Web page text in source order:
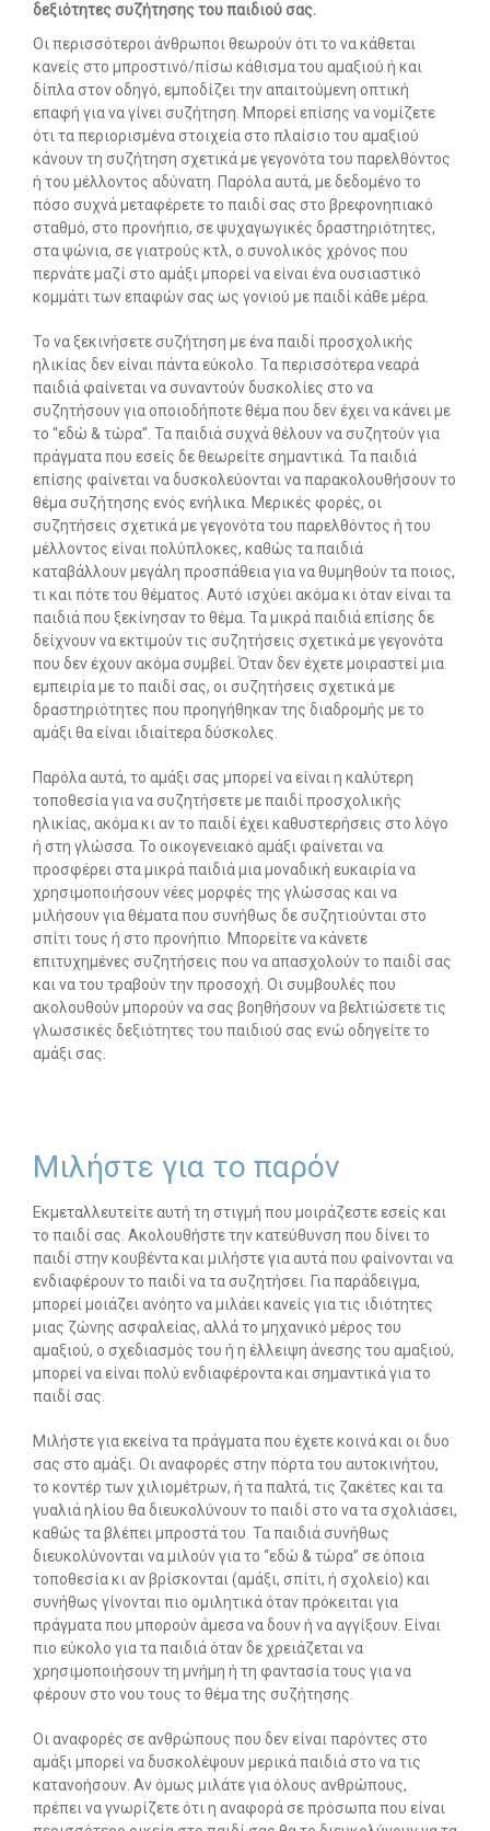
-- Συμβουλευτική
-- Ειδική Αγωγή
-- Παιδοψυχίατρος
-- Πρώιμη Παρέμβαση
-- Οργάνωση Μελέτης
-- Παρέμβαση σε Ενήλικες
Άρθρα
-- Εργοθεραπεία
-- Λογοθεραπεία
-- Συμβουλευτική
-- Ειδική Αγωγή
-- Διαταραχές
Δωρεάν Υλικό
-- Εκπαιδευτικές Αφίσες
-- Ebooks
-- Τεστ Ανίχνευσης
Επικοινωνία
Search
for:
SEARCH BUTTON
δεξιότητες συζήτησης του παιδιού σας.
Οι περισσότεροι άνθρωποι θεωρούν ότι το να κάθεται
κανείς στο μπροστινό/πίσω κάθισμα του αμαξιού ή και
δίπλα στον οδηγό, εμποδίζει την απαιτούμενη οπτική
επαφή για να γίνει συζήτηση. Μπορεί επίσης να νομίζετε
ότι τα περιορισμένα στοιχεία στο πλαίσιο του αμαξιού
κάνουν τη συζήτηση σχετικά με γεγονότα του παρελθόντος
ή του μέλλοντος αδύνατη. Παρόλα αυτά, με δεδομένο το
πόσο συχνά μεταφέρετε το παιδί σας στο βρεφονηπιακό
σταθμό, στο προνήπιο, σε ψυχαγωγικές δραστηριότητες,
στα ψώνια, σε γιατρούς κτλ, ο συνολικός χρόνος που
περνάτε μαζί στο αμάξι μπορεί να είναι ένα ουσιαστικό
κομμάτι των επαφών σας ως γονιού με παιδί κάθε μέρα.
Το να ξεκινήσετε συζήτηση με ένα παιδί προσχολικής
ηλικίας δεν είναι πάντα εύκολο. Τα περισσότερα νεαρά
παιδιά φαίνεται να συναντούν δυσκολίες στο να
συζητήσουν για οποιοδήποτε θέμα που δεν έχει να κάνει με
το “εδώ & τώρα”. Τα παιδιά συχνά θέλουν να συζητούν για
πράγματα που εσείς δε θεωρείτε σημαντικά. Τα παιδιά
επίσης φαίνεται να δυσκολεύονται να παρακολουθήσουν το
θέμα συζήτησης ενός ενήλικα. Μερικές φορές, οι
συζητήσεις σχετικά με γεγονότα του παρελθόντος ή του
μέλλοντος είναι πολύπλοκες, καθώς τα παιδιά
καταβάλλουν μεγάλη προσπάθεια για να θυμηθούν τα ποιος,
τι και πότε του θέματος. Αυτό ισχύει ακόμα κι όταν είναι τα
παιδιά που ξεκίνησαν το θέμα. Τα μικρά παιδιά επίσης δε
δείχνουν να εκτιμούν τις συζητήσεις σχετικά με γεγονότα
που δεν έχουν ακόμα συμβεί. Όταν δεν έχετε μοιραστεί μια
εμπειρία με το παιδί σας, οι συζητήσεις σχετικά με
δραστηριότητες που προηγήθηκαν της διαδρομής με το
αμάξι θα είναι ιδιαίτερα δύσκολες.
Παρόλα αυτά, το αμάξι σας μπορεί να είναι η καλύτερη
τοποθεσία για να συζητήσετε με παιδί προσχολικής
ηλικίας, ακόμα κι αν το παιδί έχει καθυστερήσεις στο λόγο
ή στη γλώσσα. Το οικογενειακό αμάξι φαίνεται να
προσφέρει στα μικρά παιδιά μια μοναδική ευκαιρία να
χρησιμοποιήσουν νέες μορφές της γλώσσας και να
μιλήσουν για θέματα που συνήθως δε συζητιούνται στο
σπίτι τους ή στο προνήπιο. Μπορείτε να κάνετε
επιτυχημένες συζητήσεις που να απασχολούν το παιδί σας
και να του τραβούν την προσοχή. Οι συμβουλές που
ακολουθούν μπορούν να σας βοηθήσουν να βελτιώσετε τις
γλωσσικές δεξιότητες του παιδιού σας ενώ οδηγείτε το
αμάξι σας.
Μιλήστε για το παρόν
Εκμεταλλευτείτε αυτή τη στιγμή που μοιράζεστε εσείς και
το παιδί σας. Ακολουθήστε την κατεύθυνση που δίνει το
παιδί στην κουβέντα και μιλήστε για αυτά που φαίνονται να
ενδιαφέρουν το παιδί να τα συζητήσει. Για παράδειγμα,
μπορεί μοιάζει ανόητο να μιλάει κανείς για τις ιδιότητες
μιας ζώνης ασφαλείας, αλλά το μηχανικό μέρος του
αμαξιού, ο σχεδιασμός του ή η έλλειψη άνεσης του αμαξιού,
μπορεί να είναι πολύ ενδιαφέροντα και σημαντικά για το
παιδί σας.
Μιλήστε για εκείνα τα πράγματα που έχετε κοινά και οι δυο
σας στο αμάξι. Οι αναφορές στην πόρτα του αυτοκινήτου,
το κοντέρ των χιλιομέτρων, ή τα παλτά, τις ζακέτες και τα
γυαλιά ηλίου θα διευκολύνουν το παιδί στο να τα σχολιάσει,
καθώς τα βλέπει μπροστά του. Τα παιδιά συνήθως
διευκολύνονται να μιλούν για το “εδώ & τώρα” σε όποια
τοποθεσία κι αν βρίσκονται (αμάξι, σπίτι, ή σχολείο) και
συνήθως γίνονται πιο ομιλητικά όταν πρόκειται για
πράγματα που μπορούν άμεσα να δουν ή να αγγίξουν. Είναι
πιο εύκολο για τα παιδιά όταν δε χρειάζεται να
χρησιμοποιήσουν τη μνήμη ή τη φαντασία τους για να
φέρουν στο νου τους το θέμα της συζήτησης.
Οι αναφορές σε ανθρώπους που δεν είναι παρόντες στο
αμάξι μπορεί να δυσκολέψουν μερικά παιδιά στο να τις
κατανοήσουν. Αν όμως μιλάτε για όλους ανθρώπους,
πρέπει να γνωρίζετε ότι η αναφορά σε πρόσωπα που είναι